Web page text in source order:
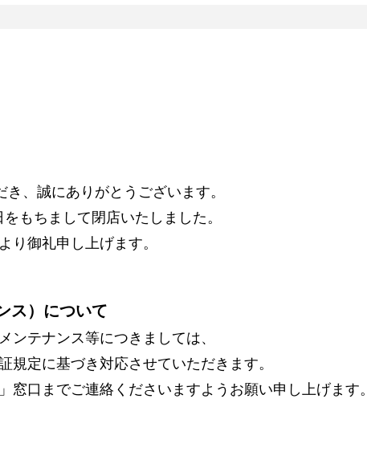
、誠にありがとうございます。
もちまして閉店いたしました。
り御礼申し上げます。
ス）について
ンテナンス等につきましては、
規定に基づき対応させていただきます。
窓口までご連絡くださいますようお願い申し上げます。